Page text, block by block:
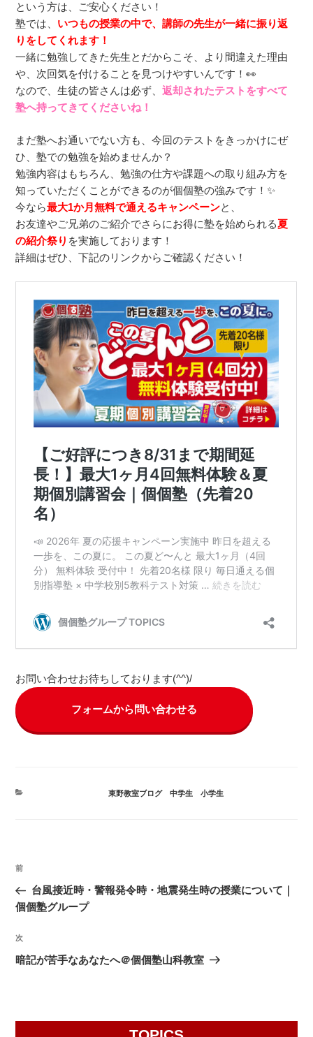
という方は、ご安心ください！
塾では、 いつもの授業の中で、講師の先生が一緒に振り返
りをしてくれます！
一緒に勉強してきた先生とだからこそ、より間違えた理由
や、次回気を付けることを見つけやすいんです！👀
なので、生徒の皆さんは必ず、返却されたテストをすべて
塾へ持ってきてくださいね！
まだ塾へお通いでない方も、今回のテストをきっかけにぜ
ひ、塾での勉強を始めませんか？
勉強内容はもちろん、勉強の仕方や課題への取り組み方を
知っていただくことができるのが個個塾の強みです！✨
今なら最大1か月無料で通えるキャンペーンと、
お友達やご兄弟のご紹介でさらにお得に塾を始められる夏
の紹介祭り を実施しております！
詳細はぜひ、下記のリンクからご確認ください！
お問い合わせお待ちしております(^^)/
フォームから問い合わせる
カ
東野教室ブログ、中学生 、小学生
投
ナ
ゲ
ー
前
の
投
前
台風接近時・警報発令時・地震発生時の授業について｜
個個塾グループ
次
の
次
暗記が苦手なあなたへ＠個個塾山科教室